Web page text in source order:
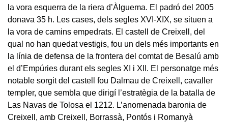
la vora esquerra de la riera d’Àlguema. El padró del 2005
donava 35 h. Les cases, dels segles XVI-XIX, se situen a
la vora de camins empedrats. El castell de Creixell, del
qual no han quedat vestigis, fou un dels més importants en
la línia de defensa de la frontera del comtat de Besalú amb
el d’Empúries durant els segles XI i XII. El personatge més
notable sorgit del castell fou Dalmau de Creixell, cavaller
templer, que sembla que dirigí l’estratègia de la batalla de
Las Navas de Tolosa el 1212. L’anomenada baronia de
Creixell, amb Creixell, Borrassà, Pontós i Romanyà